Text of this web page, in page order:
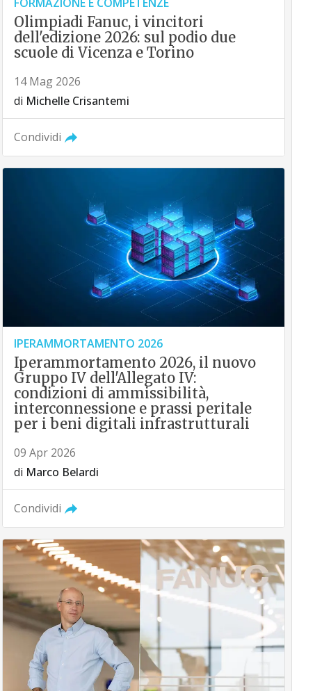
Olimpiadi Fanuc, i vincitori
dell'edizione 2026: sul podio due
scuole di Vicenza e Torino
14 Mag 2026
di Michelle Crisantemi
Condividi
IPERAMMORTAMENTO 2026
Iperammortamento 2026, il nuovo
Gruppo IV dell'Allegato IV:
condizioni di ammissibilità,
interconnessione e prassi peritale
per i beni digitali infrastrutturali
09 Apr 2026
di Marco Belardi
Condividi